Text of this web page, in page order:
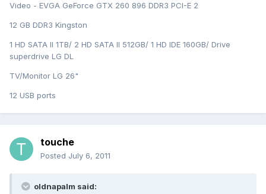
Video - EVGA GeForce GTX 260 896 DDR3 PCI-E 2
12 GB DDR3 Kingston
1 HD SATA II 1TB/ 2 HD SATA II 512GB/ 1 HD IDE 160GB/ Drive
superdrive LG DL
TV/Monitor LG 26"
12 USB ports
touche
Posted July 6, 2011
oldnapalm said: